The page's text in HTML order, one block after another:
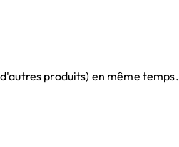
produits) en même temps.